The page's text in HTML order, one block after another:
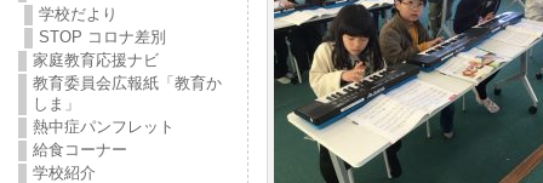
学校だより
STOP コロナ差別
家庭教育応援ナビ
教育委員会広報紙「教育か
しま」
熱中症パンフレット
給食コーナー
学校紹介